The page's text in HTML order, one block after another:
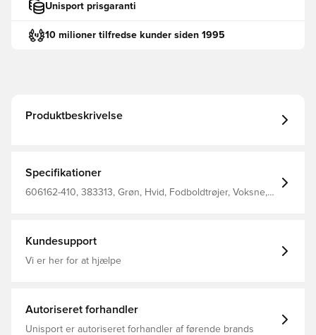
Unisport prisgaranti
10 milioner tilfredse kunder siden 1995
Produktbeskrivelse
Specifikationer
606162-410, 383313, Grøn, Hvid, Fodboldtrøjer, Voksne,
Kundesupport
Vi er her for at hjælpe
Autoriseret forhandler
Unisport er autoriseret forhandler af førende brands